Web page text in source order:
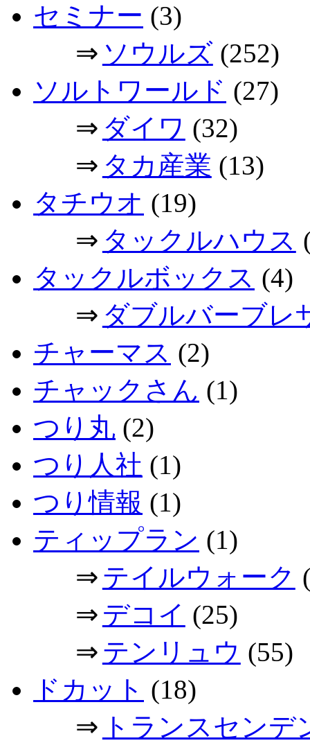
セミナー (3)
⇒ ソウルズ(252)
ソルトワールド (27)
⇒ ダイワ (32)
⇒ タカ産業 (13)
タチウオ (19)
⇒ タックルハウス
タックルボックス (4)
⇒ ダブルバーブレ
チャーマス (2)
チャックさん (1)
つり丸 (2)
つり人社 (1)
つり情報 (1)
ティップラン (1)
⇒ テイルウォーク
⇒ デコイ (25)
⇒ テンリュウ (55)
ドカット (18)
⇒ トランスセンデ